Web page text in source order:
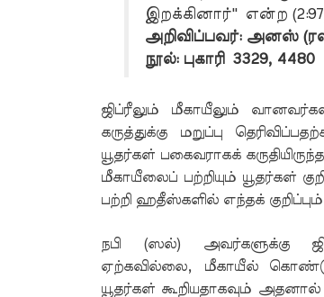
இறக்கினார்'' என்ற
அறிவிப்பவர்: அனஸ்
நூல்: புகாரி 3329, 4480
ஜிப்ரீலும் மீகாயீலும்
கருத்துக்கு மறுப்பு
யூதர்கள் பகைவராகக்
மீகாயீலைப் பற்றியும் யூதர்கள்
பற்றி ஹதீஸ்களில் எந்தக்
நபி (ஸல்) அவர்களுக்கு
ஏற்கவில்லை, மீகாயீல் கொண்டு
யூதர்கள் கூறியதாகவும்